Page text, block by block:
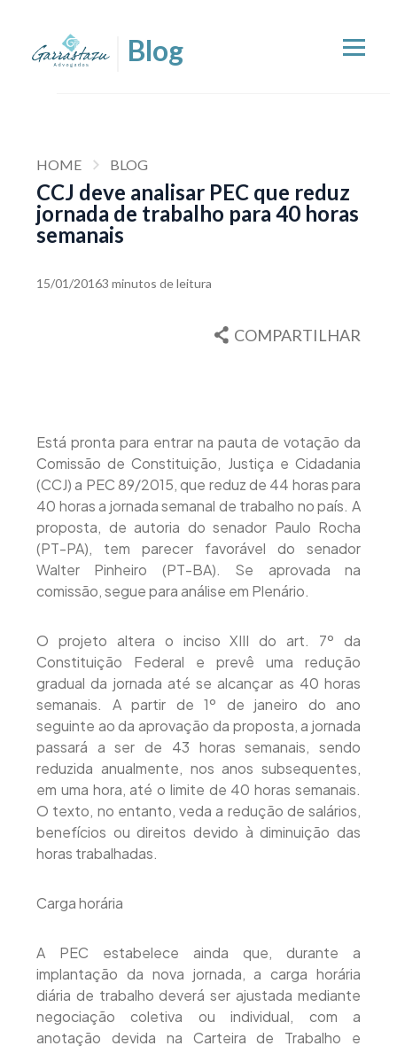
HOME BLOG
CCJ deve analisar PEC que reduz
jornada de trabalho para 40 horas
semanais
15/01/20163 minutos de leitura
COMPARTILHAR
Está pronta para entrar na pauta de votação da
Comissão de Constituição, Justiça e Cidadania
(CCJ) a PEC 89/2015, que reduz de 44 horas para
40 horas a jornada semanal de trabalho no país. A
proposta, de autoria do senador Paulo Rocha
(PT-PA), tem parecer favorável do senador
Walter Pinheiro (PT-BA). Se aprovada na
comissão, segue para análise em Plenário.
O projeto altera o inciso XIII do art. 7º da
Constituição Federal e prevê uma redução
gradual da jornada até se alcançar as 40 horas
semanais. A partir de 1º de janeiro do ano
seguinte ao da aprovação da proposta, a jornada
passará a ser de 43 horas semanais, sendo
reduzida anualmente, nos anos subsequentes,
em uma hora, até o limite de 40 horas semanais.
O texto, no entanto, veda a redução de salários,
benefícios ou direitos devido à diminuição das
horas trabalhadas.
Carga horária
A PEC estabelece ainda que, durante a
implantação da nova jornada, a carga horária
diária de trabalho deverá ser ajustada mediante
negociação coletiva ou individual, com a
anotação devida na Carteira de Trabalho e